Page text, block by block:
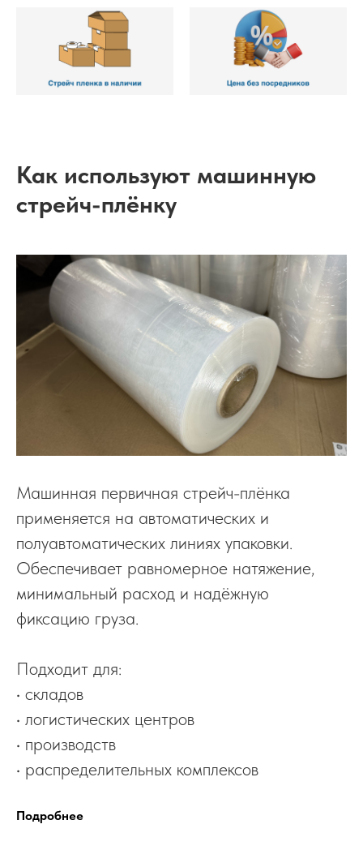
Как используют машинную
стрейч-плёнку
Машинная первичная стрейч-плёнка
применяется на автоматических и
полуавтоматических линиях упаковки.
Обеспечивает равномерное натяжение,
минимальный расход и надёжную
фиксацию груза.
Подходит для:
• складов
• логистических центров
• производств
• распределительных комплексов
Подробнее